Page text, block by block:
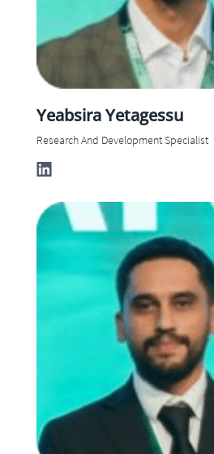
YeabsiraYetagessu
Research And Development Specialist